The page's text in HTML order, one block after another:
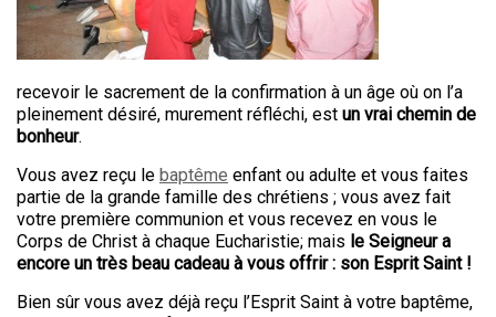
recevoir le sacrement de la confirmation à un âge où on l’a
pleinement désiré, murement réfléchi, est un vrai chemin de
bonheur.
Vous avez reçu le baptême enfant ou adulte et vous faites
partie de la grande famille des chrétiens ; vous avez fait
votre première communion et vous recevez en vous le
Corps de Christ à chaque Eucharistie; mais le Seigneur a
encore un très beau cadeau à vous offrir : son Esprit Saint !
Bien sûr vous avez déjà reçu l’Esprit Saint à votre baptême,